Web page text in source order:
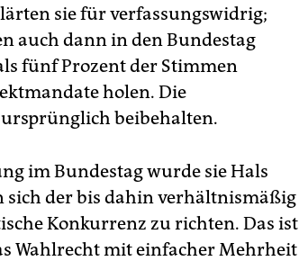
sie für verfassungswidrig;
auch dann in den Bundestag
fünf Prozent der Stimmen
holen. Die
beibehalten.
im Bundestag wurde sie Hals
sich der bis dahin verhältnismäßig
Konkurrenz zu richten. Das ist
Wahlrecht mit einfacher Mehrheit